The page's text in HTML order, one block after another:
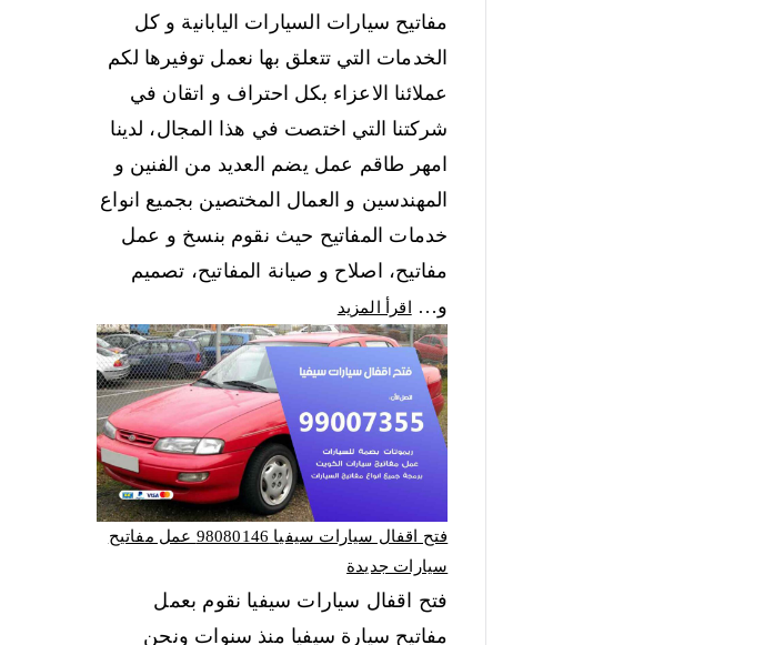
مفاتيح سيارات السيارات اليابانية و كل
الخدمات التي تتعلق بها نعمل توفيرها لكم
عملائنا الاعزاء بكل احتراف و اتقان في
شركتنا التي اختصت في هذا المجال، لدينا
امهر طاقم عمل يضم العديد من الفنين و
المهندسين و العمال المختصين بجميع انواع
خدمات المفاتيح حيث نقوم بنسخ و عمل
مفاتيح، اصلاح و صيانة المفاتيح، تصميم
و…
اقرأ المزيد
فتح اقفال سيارات سيفيا 98080146‬ عمل مفاتيح
سيارات جديدة
فتح اقفال سيارات سيفيا نقوم بعمل
مفاتيح سيارة سيفيا منذ سنوات ونحن